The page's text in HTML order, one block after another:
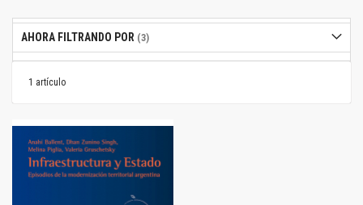
1 artículo
AHORA FILTRANDO POR